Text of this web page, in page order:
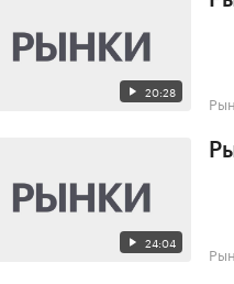
20:28
24:04